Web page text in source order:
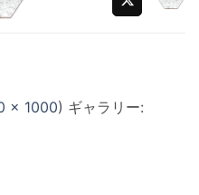
× 1000) ギャラリー: